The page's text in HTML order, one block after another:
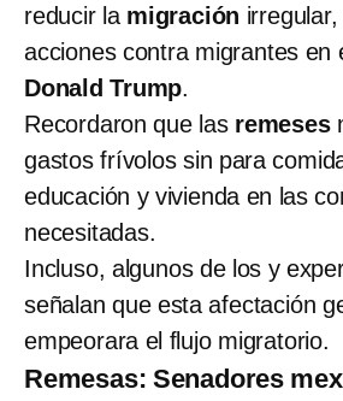
reducir la migración
acciones contra migrantes en
Donald Trump.
Recordaron que las remeses
gastos frívolos sin para
educación y vivienda en las
necesitadas.
Incluso, algunos de los y
señalan que esta afectación
empeorara el flujo migratorio.
Remesas: Senadores